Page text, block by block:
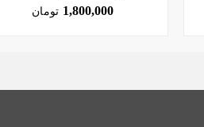
1209TLQP-A
1,800,000 تومان